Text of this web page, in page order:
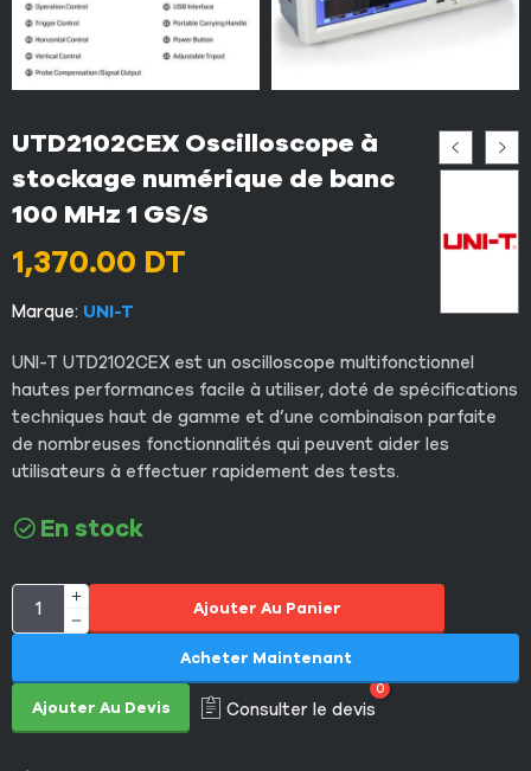
UTD2102CEX Oscilloscope à
stockage numérique de banc
100 MHz 1 GS/S
1,370.00 DT
Marque: UNI-T
UNI-T UTD2102CEX est un oscilloscope multifonctionnel
hautes performances facile à utiliser, doté de spécifications
techniques haut de gamme et d’une combinaison parfaite
de nombreuses fonctionnalités qui peuvent aider les
utilisateurs à effectuer rapidement des tests.
En stock
Ajouter Au Panier
Ajouter Au Devis Consulter le devis
0
Acheter Maintenant